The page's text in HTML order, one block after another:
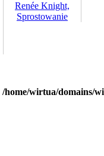
Renée Knight,
Sprostowanie
/home/wirtua/domains/